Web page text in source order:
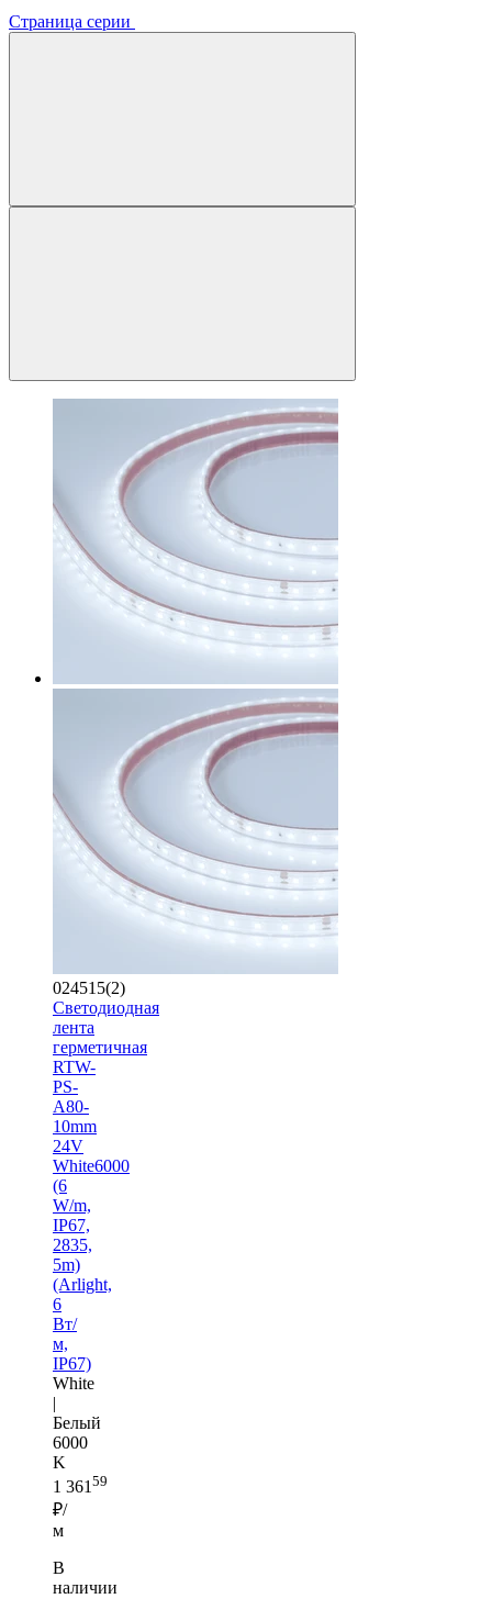
Страница серии
024515(2)
Светодиодная
лента
герметичная
RTW-
PS-
A80-
10mm
24V
White6000
(6
W/m,
IP67,
2835,
5m)
(Arlight,
6
Вт/
м,
IP67)
White
|
Белый
6000
K
1 361 59
₽/
м
В
наличии